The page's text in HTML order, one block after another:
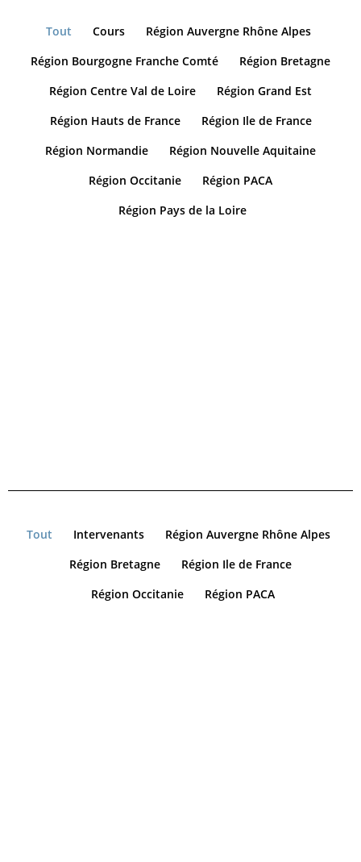
Tout Cours
Région Auvergne Rhône Alpes
Région Bourgogne Franche Comté
Région Bretagne
Région Centre Val de Loire
Région Grand Est
Région Hauts de France
Région Ile de France
Région Normandie
Région Nouvelle Aquitaine
Région Occitanie
Région PACA
Région Pays de la Loire
Tout Intervenants
Région Auvergne Rhône Alpes
Région Bretagne
Région Ile de France
Région Occitanie
Région PACA